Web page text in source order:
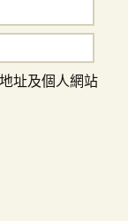
址及個人網站